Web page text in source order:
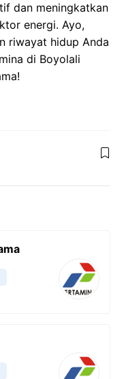
dan meningkatkan
energi. Ayo,
riwayat hidup Anda
di Boyolali